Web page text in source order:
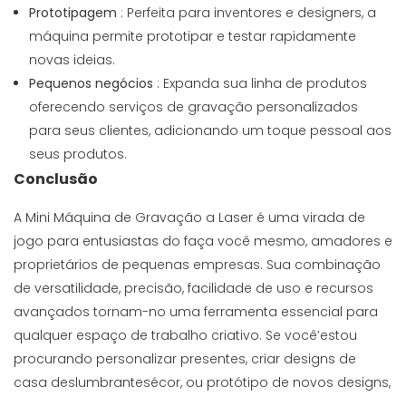
Prototipagem : Perfeita para inventores e designers, a
máquina permite prototipar e testar rapidamente
novas ideias.
Pequenos negócios : Expanda sua linha de produtos
oferecendo serviços de gravação personalizados
para seus clientes, adicionando um toque pessoal aos
seus produtos.
Conclusão
A Mini Máquina de Gravação a Laser é uma virada de
jogo para entusiastas do faça você mesmo, amadores e
proprietários de pequenas empresas. Sua combinação
de versatilidade, precisão, facilidade de uso e recursos
avançados tornam-no uma ferramenta essencial para
qualquer espaço de trabalho criativo. Se você’estou
procurando personalizar presentes, criar designs de
casa deslumbrantesécor, ou protótipo de novos designs,